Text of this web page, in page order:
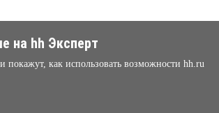
на hh Эксперт
покажут, как использовать возможности hh.ru